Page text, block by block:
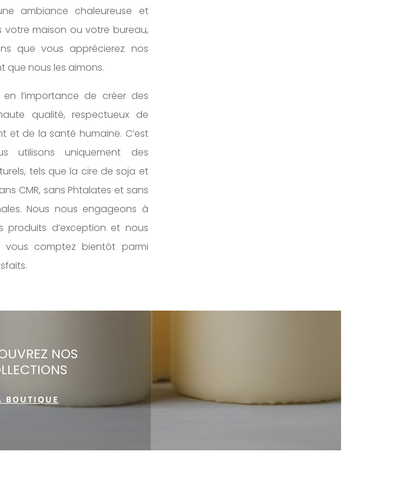
ambiance chaleureuse et
votre maison ou votre bureau,
que vous apprécierez nos
que nous les aimons.
l’importance de créer des
qualité, respectueux de
et de la santé humaine. C’est
utilisons uniquement des
tels que la cire de soja et
CMR, sans Phtalates et sans
Nous nous engageons à
produits d’exception et nous
vous comptez bientôt parmi
NOS
BOUTIQUE